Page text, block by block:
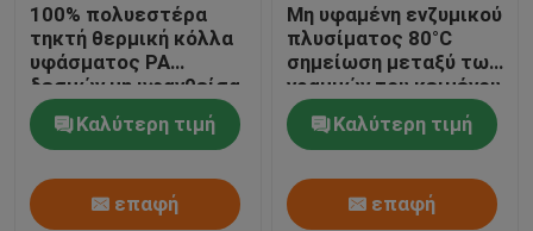
100% πολυεστέρα
τηκτή θερμική κόλλα
υφάσματος PA
δεσμών μη υφανθείσα
Καλύτερη τιμή
επαφή
Μη υφαμένη ενζυμικού
πλυσίματος 80°C
σημείωση μεταξύ των
γραμμών του κειμένου
παλτών σημείωσης
μεταξύ των γραμμών
του κειμένου για το
ένδυμα
Καλύτερη τιμή
επαφή